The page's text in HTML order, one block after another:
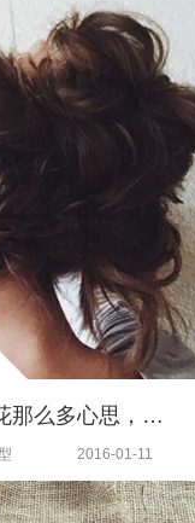
专家支招｜在脸上花那么多心思，就不能分点精力给它
2016-01-11